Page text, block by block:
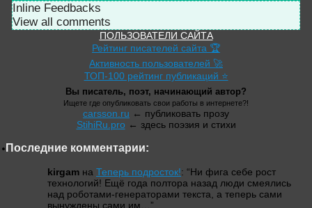
Inline Feedbacks
View all comments
ПОЛЬЗОВАТЕЛИ САЙТА
Рейтинг писателей сайта 🏆
Активность пользователей 🚀
ТОП-100 рейтинг публикаций ⭐
Вы писатель, поэт, начинающий автор?
Ищете где опубликовать свои работы в интернете?!
carsson.ru ← публиковать прозу
StihiRu.pro ← здесь поэзия и стихи
Последние комментарии:
kirgam на Теперь подросток!: “Ни фига себе рост
технологий! Ещё года полтора назад люди смеялись
над роботами-генераторами текста, а теперь сами
вынуждены сами им… ”